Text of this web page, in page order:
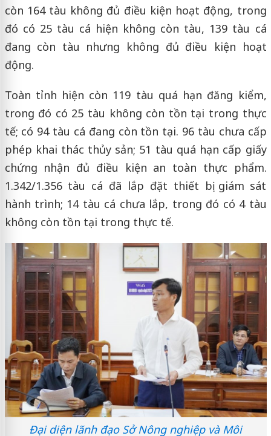
còn 164 tàu không đủ điều kiện hoạt động, trong
đó có 25 tàu cá hiện không còn tàu, 139 tàu cá
đang còn tàu nhưng không đủ điều kiện hoạt
động.
Toàn tỉnh hiện còn 119 tàu quá hạn đăng kiểm,
trong đó có 25 tàu không còn tồn tại trong thực
tế; có 94 tàu cá đang còn tồn tại. 96 tàu chưa cấp
phép khai thác thủy sản; 51 tàu quá hạn cấp giấy
chứng nhận đủ điều kiện an toàn thực phẩm.
1.342/1.356 tàu cá đã lắp đặt thiết bị giám sát
hành trình; 14 tàu cá chưa lắp, trong đó có 4 tàu
không còn tồn tại trong thực tế.
Đại diện lãnh đạo Sở Nông nghiệp và Môi